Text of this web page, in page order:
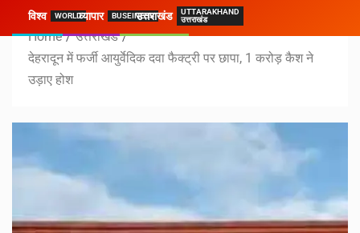
विश्व WORLDव्यापार BUSEINESSउत्तराखंड
UTTARAKHAND
उत्तराखंड
Home
उत्तराखंड
देहरादून में फर्जी आयुर्वेदिक दवा फैक्ट्री पर छापा, 1 करोड़ कैश ने
उड़ाए होश